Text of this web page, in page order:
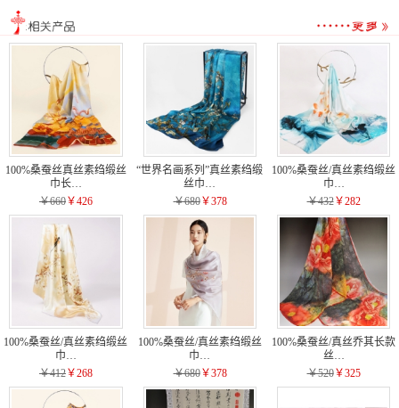
100%桑蚕丝真丝素绉缎丝
巾长…
￥660￥426
“世界名画系列”真丝素绉缎
丝巾…
￥680￥378
100%桑蚕丝/真丝素绉缎丝
巾…
￥432￥282
100%桑蚕丝/真丝素绉缎丝
巾…
￥412￥268
100%桑蚕丝/真丝素绉缎丝
巾…
￥680￥378
100%桑蚕丝/真丝乔其长款
丝…
￥520￥325